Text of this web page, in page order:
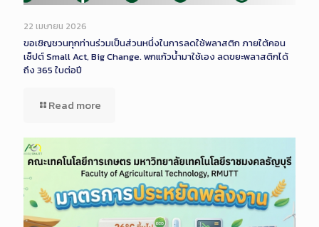
22 เมษายน 2026
ขอเชิญชวนทุกท่านร่วมเป็นส่วนหนึ่งในการลดใช้พลาสติก ภายใต้คอน
เซ็ปต์ Small Act, Big Change. พกแก้วน้ำมาใช้เอง ลดขยะพลาสติกได้
ถึง 365 ใบต่อปี
Read more